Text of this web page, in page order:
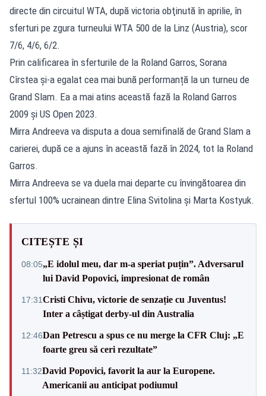
directe din circuitul WTA, după victoria obţinută în aprilie, în
sferturi pe zgura turneului WTA 500 de la Linz (Austria), scor
7/6, 4/6, 6/2.
Prin calificarea în sferturile de la Roland Garros, Sorana
Cîrstea și-a egalat cea mai bună performanță la un turneu de
Grand Slam. Ea a mai atins această fază la Roland Garros
2009 și US Open 2023.
Mirra Andreeva va disputa a doua semifinală de Grand Slam a
carierei, după ce a ajuns în această fază în 2024, tot la Roland
Garros.
Mirra Andreeva se va duela mai departe cu învingătoarea din
sfertul 100% ucrainean dintre Elina Svitolina și Marta Kostyuk.
CITEȘTE ȘI
08:05„E idolul meu, dar m-a speriat puțin”. Adversarul
lui David Popovici, impresionat de român
17:31Cristi Chivu, victorie de senzație cu Juventus!
Inter a câștigat derby-ul din Australia
12:46Dan Petrescu a spus ce nu merge la CFR Cluj: „E
foarte greu să ceri rezultate”
11:32David Popovici, favorit la aur la Europene.
Americanii au anticipat podiumul